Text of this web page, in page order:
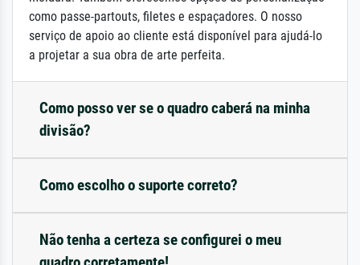
como passe-partouts, filetes e espaçadores. O nosso
serviço de apoio ao cliente está disponível para ajudá-lo
a projetar a sua obra de arte perfeita.
Como posso ver se o quadro caberá na minha
divisão?
Como escolho o suporte correto?
Não tenha a certeza se configurei o meu